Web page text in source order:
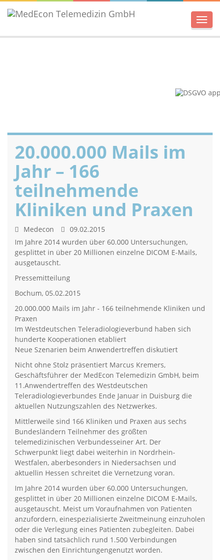
Menü
20.000.000 Mails im
Jahr – 166
teilnehmende
Kliniken und Praxen
Medecon
09.02.2015
Im Jahre 2014 wurden über 60.000 Untersuchungen,
gesplittet in über 20 Millionen einzelne DICOM E-Mails,
ausgetauscht.
Pressemitteilung
Bochum, 05.02.2015
20.000.000 Mails im Jahr - 166 teilnehmende Kliniken und
Praxen
Im Westdeutschen Teleradiologieverbund haben sich
hunderte Kooperationen etabliert
Neue Szenarien beim Anwendertreffen diskutiert
Nicht ohne Stolz präsentiert Marcus Kremers,
Geschäftsführer der MedEcon Telemedizin GmbH, beim
11.Anwendertreffen des Westdeutschen
Teleradiologieverbundes Ende Januar in Duisburg die
aktuellen Nutzungszahlen des Netzwerkes.
Mittlerweile sind 166 Kliniken und Praxen aus sechs
Bundesländern Teilnehmer des größten
telemedizinischen Verbundesseiner Art. Der
Schwerpunkt liegt dabei weiterhin in Nordrhein-
Westfalen, aberbesonders in Niedersachsen und
aktuellin Hessen schreitet die Vernetzung voran.
Im Jahre 2014 wurden über 60.000 Untersuchungen,
gesplittet in über 20 Millionen einzelne DICOM E-Mails,
ausgetauscht. Meist um Voraufnahmen von Patienten
anzufordern, einespezialisierte Zweitmeinung einzuholen
oder die Verlegung eines Patienten zubegleiten. Dabei
haben sind tatsächlich rund 1.500 Verbindungen
zwischen den Einrichtungengenutzt worden.